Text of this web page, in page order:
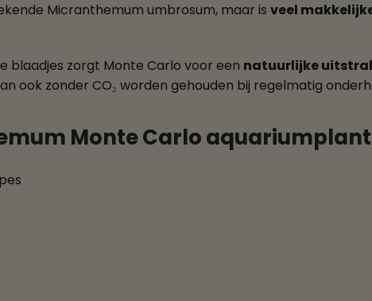
Micranthemum umbrosum, maar is veel
blaadjes zorgt Monte Carlo voor een natuurlijke
ook zonder CO₂ worden gehouden bij regelmatig
Monte Carlo aquariumplant